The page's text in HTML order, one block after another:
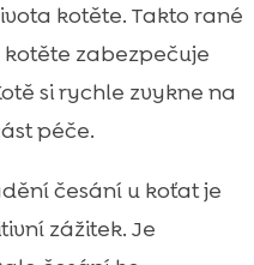
kotěte. Takto rané
zabezpečuje
si rychle zvykne na
péče.
česání u koťat je
zážitek. Je